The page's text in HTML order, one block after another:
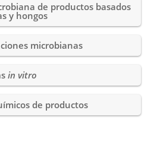
de productos basados
y hongos
microbianas
in vitro
de productos